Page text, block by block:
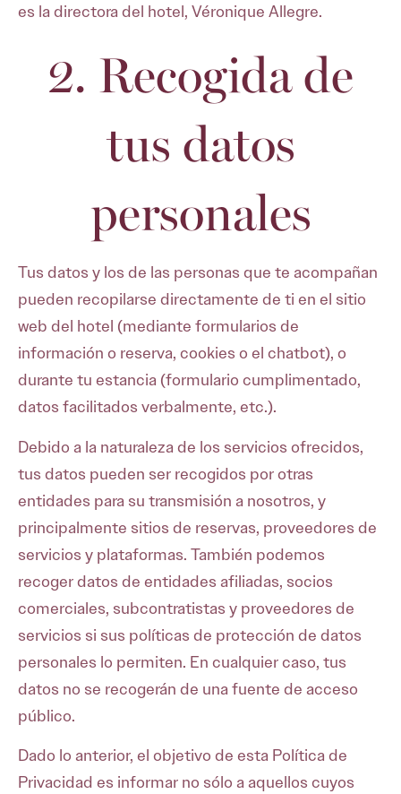
es la directora del hotel, Véronique Allegre.
2. Recogida de
tus datos
personales
Tus datos y los de las personas que te acompañan
pueden recopilarse directamente de ti en el sitio
web del hotel (mediante formularios de
información o reserva, cookies o el chatbot), o
durante tu estancia (formulario cumplimentado,
datos facilitados verbalmente, etc.).
Debido a la naturaleza de los servicios ofrecidos,
tus datos pueden ser recogidos por otras
entidades para su transmisión a nosotros, y
principalmente sitios de reservas, proveedores de
servicios y plataformas. También podemos
recoger datos de entidades afiliadas, socios
comerciales, subcontratistas y proveedores de
servicios si sus políticas de protección de datos
personales lo permiten. En cualquier caso, tus
datos no se recogerán de una fuente de acceso
público.
Dado lo anterior, el objetivo de esta Política de
Privacidad es informar no sólo a aquellos cuyos